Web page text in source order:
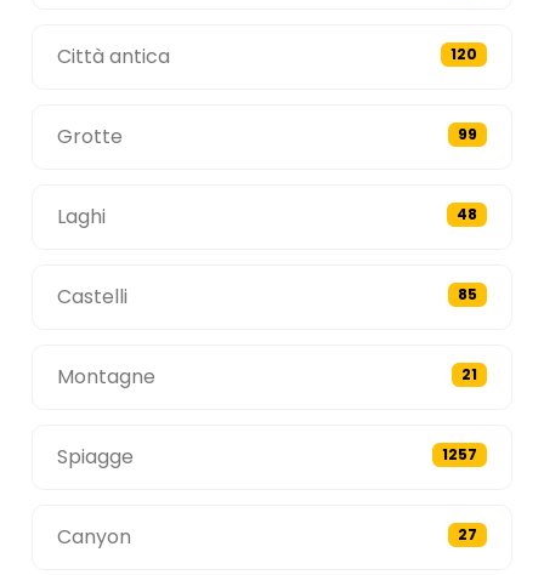
Città antica 120
Grotte 99
Laghi 48
Castelli 85
Montagne 21
Spiagge 1257
Canyon 27